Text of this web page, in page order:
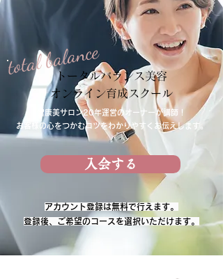
total balanceトータルバランス美容
オンライン育成スクール
健康美サロン20年運営のオーナーが講師！
お客様の心をつかむコツをわかりやすくお伝えします。
入会する
アカウント登録は無料で行えます。
​登録後、ご希望のコースを選択いただけます。